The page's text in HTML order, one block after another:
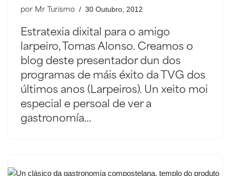
por Mr Turismo 30 Outubro, 2012
Estratexia dixital para o amigo
larpeiro, Tomas Alonso. Creamos o
blog deste presentador dun dos
programas de máis éxito da TVG dos
últimos anos (Larpeiros). Un xeito moi
especial e persoal de ver a
gastronomía…